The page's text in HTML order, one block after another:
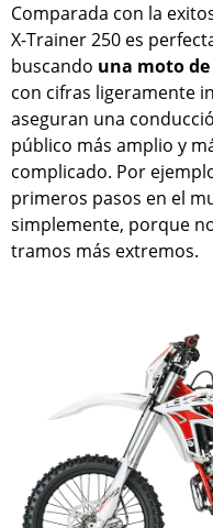
Comparada con la
X-Trainer 250 es
buscando una moto
con cifras ligeramente
aseguran una
público más amplio y
complicado. Por
primeros pasos en el
simplemente, porque
tramos más extremos.